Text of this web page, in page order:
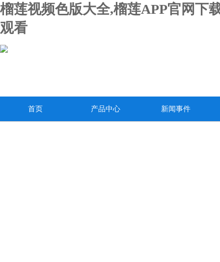
榴莲视频色版大全,榴莲APP官网下
观看
首页 产品中心 新闻事件